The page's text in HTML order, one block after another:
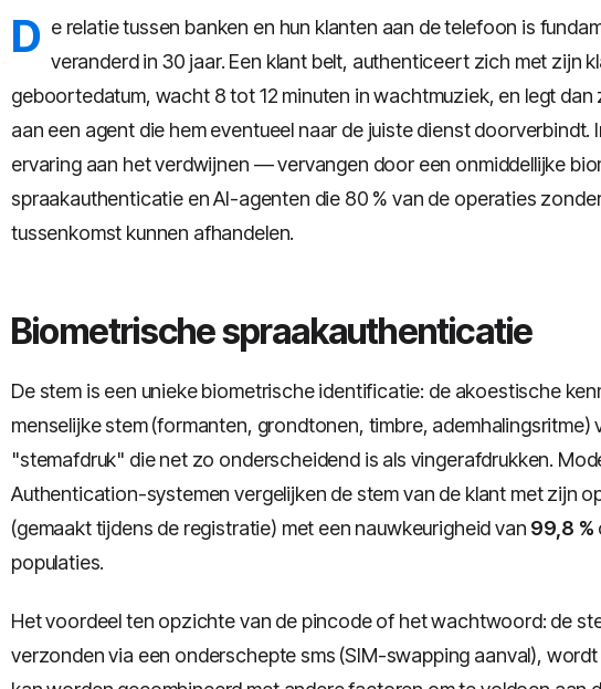
D e relatie tussen banken en hun klanten aan de telefoon is
veranderd in 30 jaar. Een klant belt, authenticeert zich met zijn
geboortedatum, wacht 8 tot 12 minuten in wachtmuziek, en legt dan
aan een agent die hem eventueel naar de juiste dienst doorverbindt.
ervaring aan het verdwijnen — vervangen door een onmiddellijke
spraakauthenticatie en AI-agenten die 80 % van de operaties
tussenkomst kunnen afhandelen.
Biometrische spraakauthenticatie
De stem is een unieke biometrische identificatie: de akoestische
menselijke stem (formanten, grondtonen, timbre, ademhalingsritme)
"stemafdruk" die net zo onderscheidend is als vingerafdrukken.
Authentication-systemen vergelijken de stem van de klant met zijn
(gemaakt tijdens de registratie) met een nauwkeurigheid van 99,8 %
populaties.
Het voordeel ten opzichte van de pincode of het wachtwoord: de
verzonden via een onderschepte sms (SIM-swapping aanval),